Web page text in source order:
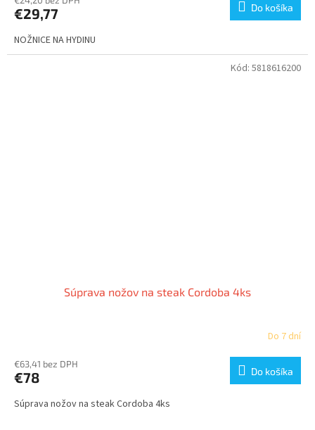
€29,77 Do košíka
NOŽNICE NA HYDINU
Súprava nožov na steak Cordoba 4ks
Do 7 dní
€63,41 bez DPH
€78 Do košíka
Súprava nožov na steak Cordoba 4ks
Kód: 5818616200